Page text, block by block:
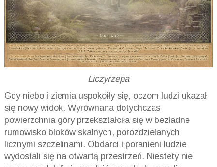
Liczyrzepa
Gdy niebo i ziemia uspokoiły się, oczom ludzi ukazał
się nowy widok. Wyrównana dotychczas
powierzchnia góry przekształciła się w bezładne
rumowisko bloków skalnych, porozdzielanych
licznymi szczelinami. Obdarci i poranieni ludzie
wydostali się na otwartą przestrzeń. Niestety nie